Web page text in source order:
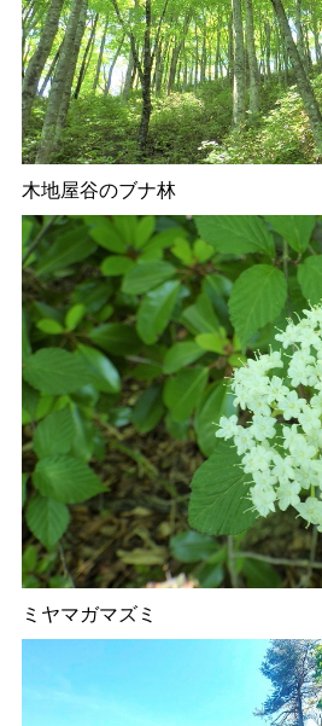
木地屋谷のブナ林
ミヤマガマズミ